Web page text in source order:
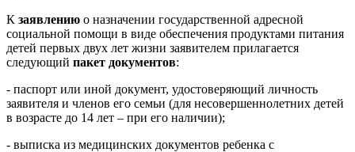
К заявлению о назначении государственной адресной
социальной помощи в виде обеспечения продуктами питания
детей первых двух лет жизни заявителем прилагается
следующий пакет документов:
- паспорт или иной документ, удостоверяющий личность
заявителя и членов его семьи (для несовершеннолетних детей
в возрасте до 14 лет – при его наличии);
- выписка из медицинских документов ребенка с